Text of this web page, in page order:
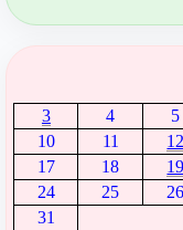
3
4 5
10
11 12
17
18 19
24
25 26
31